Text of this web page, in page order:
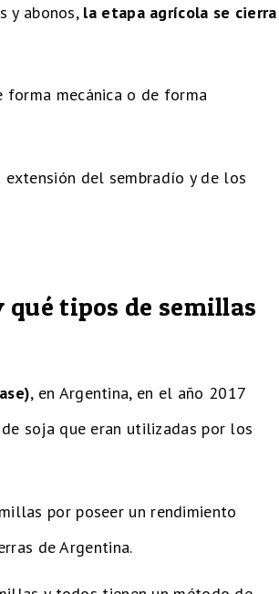
y abonos, la etapa agrícola se cierra
forma mecánica o de forma
del sembradío y de los
qué tipos de semillas
, en Argentina, en el año 2017
soja que eran utilizadas por los
por poseer un rendimiento
de Argentina.